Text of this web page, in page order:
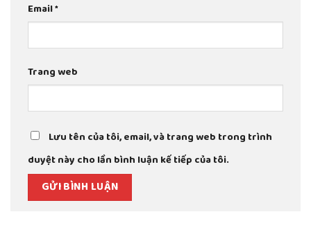
Email*
Trang web
Lưu tên của tôi, email, và trang web trong trình
duyệt này cho lần bình luận kế tiếp của tôi.